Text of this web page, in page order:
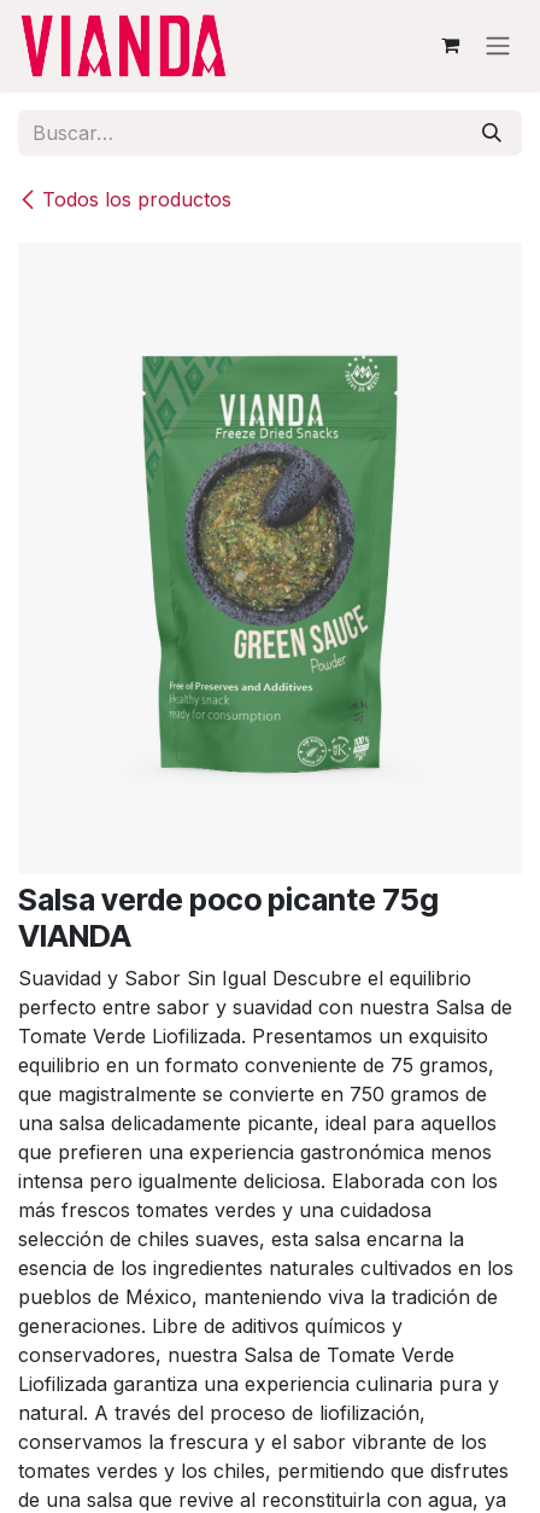
Ir al contenido
Todos los productos
Salsa verde poco picante 75g
VIANDA
Suavidad y Sabor Sin Igual Descubre el equilibrio
perfecto entre sabor y suavidad con nuestra Salsa de
Tomate Verde Liofilizada. Presentamos un exquisito
equilibrio en un formato conveniente de 75 gramos,
que magistralmente se convierte en 750 gramos de
una salsa delicadamente picante, ideal para aquellos
que prefieren una experiencia gastronómica menos
intensa pero igualmente deliciosa. Elaborada con los
más frescos tomates verdes y una cuidadosa
selección de chiles suaves, esta salsa encarna la
esencia de los ingredientes naturales cultivados en los
pueblos de México, manteniendo viva la tradición de
generaciones. Libre de aditivos químicos y
conservadores, nuestra Salsa de Tomate Verde
Liofilizada garantiza una experiencia culinaria pura y
natural. A través del proceso de liofilización,
conservamos la frescura y el sabor vibrante de los
tomates verdes y los chiles, permitiendo que disfrutes
de una salsa que revive al reconstituirla con agua, ya